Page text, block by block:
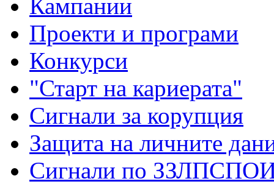
Кампании
Проекти и програми
Конкурси
"Старт на кариерата"
Сигнали за корупция
Защита на личните
Сигнали по